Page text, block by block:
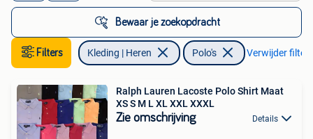
Bewaar je zoekopdracht
Filters Kleding | Heren Polo's Verwijder filters
Ralph Lauren Lacoste Polo Shirt Maat
XS S M L XL XXL XXXL
Zie omschrijving Details